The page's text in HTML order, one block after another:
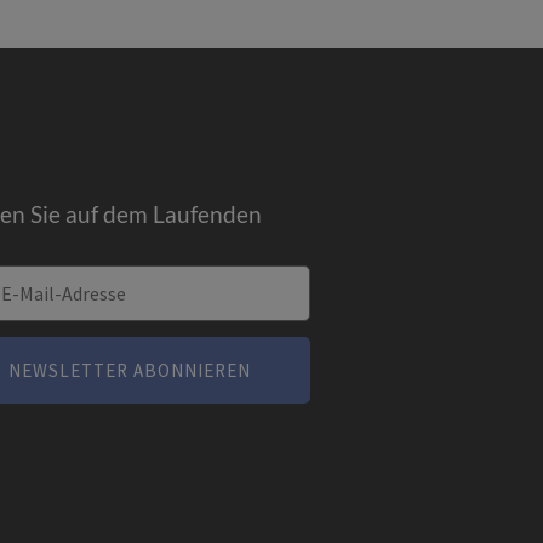
Sie auf dem Laufenden